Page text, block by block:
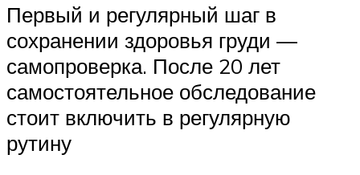
Первый и регулярный шаг в
сохранении здоровья груди —
самопроверка. После 20 лет
самостоятельное обследование
стоит включить в регулярную
рутину